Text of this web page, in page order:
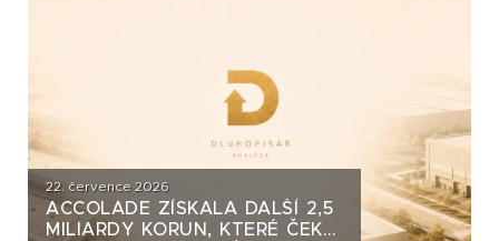
22. července 2026
ACCOLADE ZÍSKALA DALŠÍ 2,5
MILIARDY KORUN, KTERÉ ČEKÁ